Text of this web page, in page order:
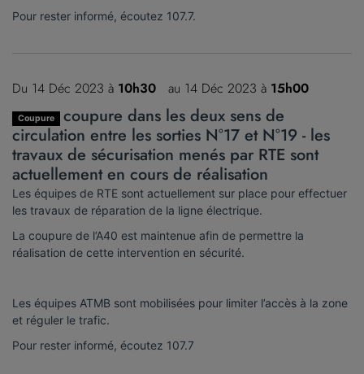
Pour rester informé, écoutez 107.7.
Du 14 Déc 2023 à 10h30 au 14 Déc 2023 à 15h00
Coupure
coupure dans les deux sens de
circulation entre les sorties N°17 et N°19 - les
travaux de sécurisation menés par RTE sont
actuellement en cours de réalisation
Les équipes de RTE sont actuellement sur place pour effectuer
les travaux de réparation de la ligne électrique.
La coupure de l’A40 est maintenue afin de permettre la
réalisation de cette intervention en sécurité.
Les équipes ATMB sont mobilisées pour limiter l’accès à la zone
et réguler le trafic.
Pour rester informé, écoutez 107.7